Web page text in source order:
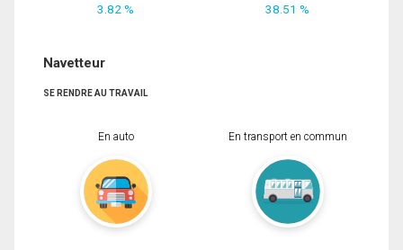
3.82 % 38.51 %
Navetteur
SE RENDRE AU TRAVAIL
En auto En transport en commun